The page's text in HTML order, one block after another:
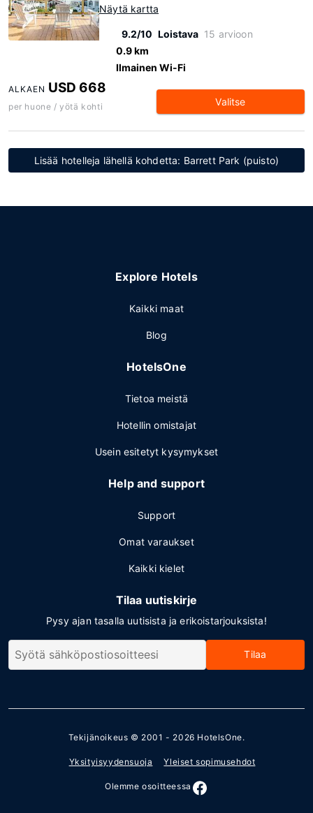
Näytä kartta
9.2/10 Loistava 15 arvioon
0.9 km
Ilmainen Wi-Fi
ALKAEN USD 668
per huone / yötä kohti Valitse
Lisää hotelleja lähellä kohdetta: Barrett Park (puisto)
Explore Hotels
Kaikki maat
Blog
HotelsOne
Tietoa meistä
Hotellin omistajat
Usein esitetyt kysymykset
Help and support
Support
Omat varaukset
Kaikki kielet
Tilaa uutiskirje
Pysy ajan tasalla uutisista ja erikoistarjouksista!
Tilaa
Tekijänoikeus © 2001 - 2026 HotelsOne.
Yksityisyydensuoja Yleiset sopimusehdot
Olemme osoitteessa